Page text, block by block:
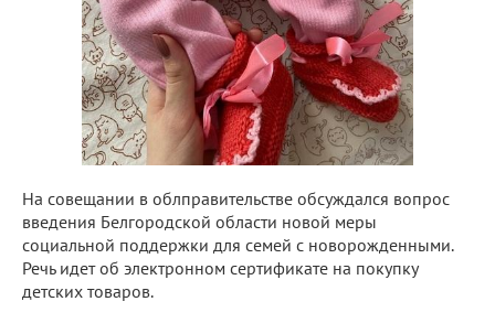
На совещании в облправительстве обсуждался вопрос
введения Белгородской области новой меры
социальной поддержки для семей с новорожденными.
Речь идет об электронном сертификате на покупку
детских товаров.